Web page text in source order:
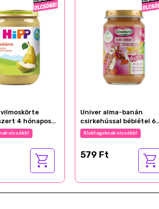
vilmoskörte
4 hónapos
golcsóbb!
Univer alma-banán
csirkehússal bébiétel 6
hónapos kortól 163 g
Klubtagoknak olcsóbb!
579 Ft